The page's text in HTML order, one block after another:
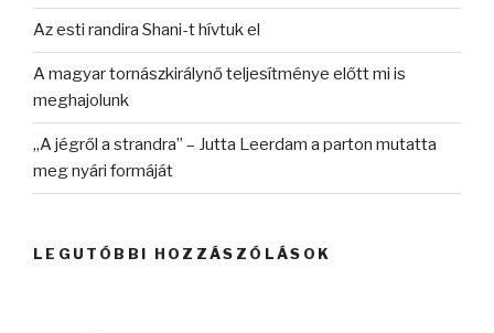
Az esti randira Shani-t hívtuk el
A magyar tornászkirálynő teljesítménye előtt mi is
meghajolunk
„A jégről a strandra” – Jutta Leerdam a parton mutatta
meg nyári formáját
LEGUTÓBBI HOZZÁSZÓLÁSOK